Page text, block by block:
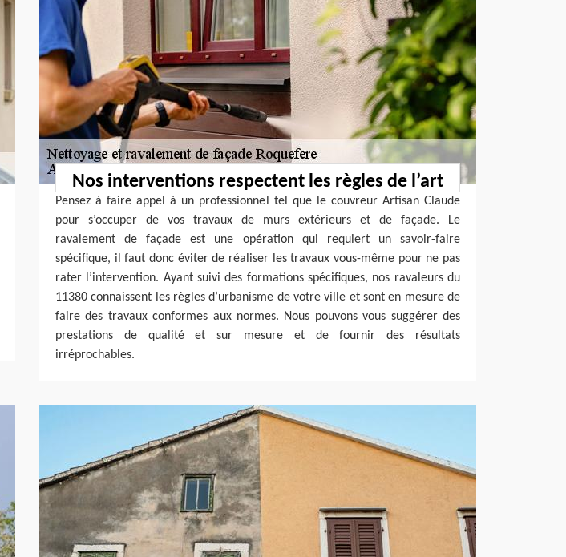
Nos interventions respectent les règles de l’art
Pensez à faire appel à un professionnel tel que le couvreur Artisan Claude
pour s’occuper de vos travaux de murs extérieurs et de façade. Le
ravalement de façade est une opération qui requiert un savoir-faire
spécifique, il faut donc éviter de réaliser les travaux vous-même pour ne pas
rater l’intervention. Ayant suivi des formations spécifiques, nos ravaleurs du
11380 connaissent les règles d’urbanisme de votre ville et sont en mesure de
faire des travaux conformes aux normes. Nous pouvons vous suggérer des
prestations de qualité et sur mesure et de fournir des résultats
irréprochables.